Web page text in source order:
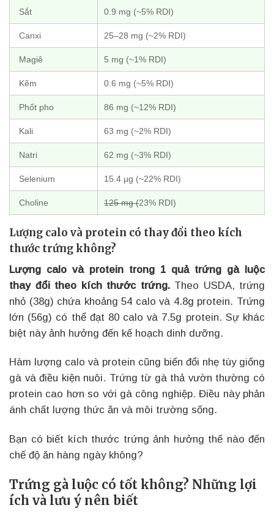
Sắt 0.9 mg (~5% RDI)
Canxi 25–28 mg (~2% RDI)
Magiê 5 mg (~1% RDI)
Kẽm 0.6 mg (~5% RDI)
Phốt pho 86 mg (~12% RDI)
Kali 63 mg (~2% RDI)
Natri 62 mg (~3% RDI)
Selenium 15.4 µg (~22% RDI)
Choline 125 mg (23% RDI)
Lượng calo và protein có thay đổi theo kích
thước trứng không?
Lượng calo và protein trong 1 quả trứng gà luộc
thay đổi theo kích thước trứng.Theo USDA, trứng
nhỏ (38g) chứa khoảng 54 calo và 4.8g protein. Trứng
lớn (56g) có thể đạt 80 calo và 7.5g protein. Sự khác
biệt này ảnh hưởng đến kế hoạch dinh dưỡng.
Hàm lượng calo và protein cũng biến đổi nhẹ tùy giống
gà và điều kiện nuôi. Trứng từ gà thả vườn thường có
protein cao hơn so với gà công nghiệp. Điều này phản
ánh chất lượng thức ăn và môi trường sống.
Bạn có biết kích thước trứng ảnh hưởng thế nào đến
chế độ ăn hàng ngày không?
Trứng gà luộc có tốt không? Những lợi
ích và lưu ý nên biết